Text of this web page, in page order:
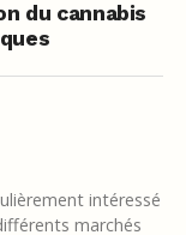
du cannabis
intéressé
marchés